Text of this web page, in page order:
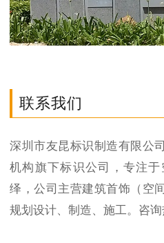
联系我们
深圳市友昆标识制造有限公
机构旗下标识公司，专注
绎，公司主营建筑首饰（空
规划设计、制造、施工。咨询